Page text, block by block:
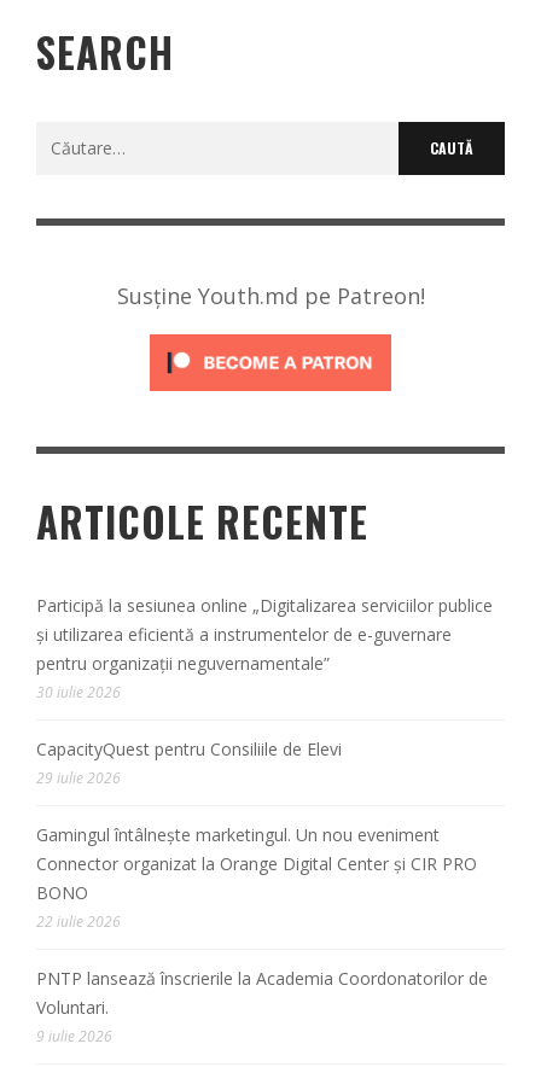
SEARCH
Susține Youth.md pe Patreon!
ARTICOLE RECENTE
Participă la sesiunea online „Digitalizarea serviciilor publice
și utilizarea eficientă a instrumentelor de e-guvernare
pentru organizații neguvernamentale”
30 iulie 2026
CapacityQuest pentru Consiliile de Elevi
29 iulie 2026
Gamingul întâlnește marketingul. Un nou eveniment
Connector organizat la Orange Digital Center și CIR PRO
BONO
22 iulie 2026
PNTP lansează înscrierile la Academia Coordonatorilor de
Voluntari.
9 iulie 2026